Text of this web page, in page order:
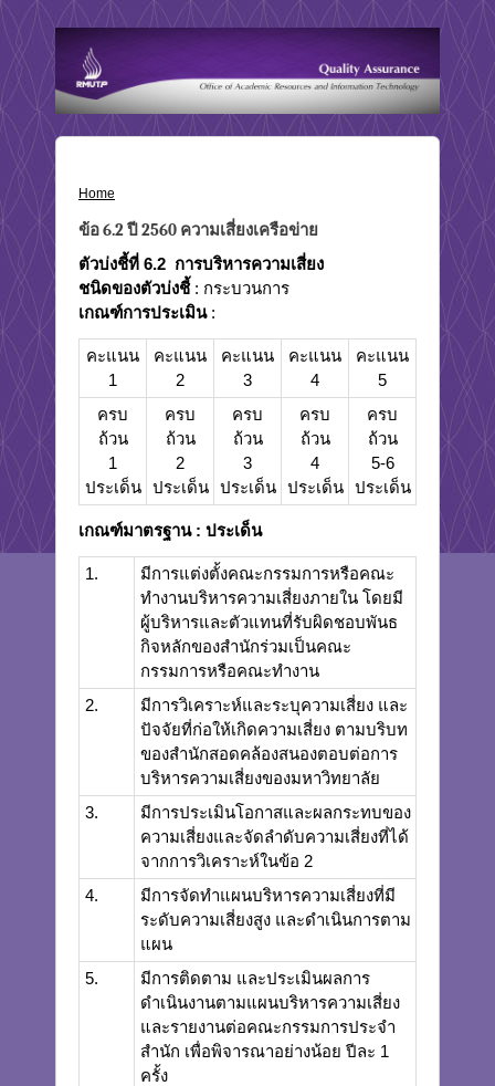
Home
ข้อ 6.2 ปี 2560 ความเสี่ยงเครือข่าย
ตัวบ่งชี้ที่ 6.2 การบริหารความเสี่ยง
ชนิดของตัวบ่งชี้: กระบวนการ
เกณฑ์การประเมิน:
คะแนน
1
คะแนน
2
คะแนน
3
คะแนน
4
คะแนน
5
ครบ
ถ้วน
1
ประเด็น
ครบ
ถ้วน
2
ประเด็น
ครบ
ถ้วน
3
ประเด็น
ครบ
ถ้วน
4
ประเด็น
ครบ
ถ้วน
5-6
ประเด็น
เกณฑ์มาตรฐาน: ประเด็น
1.
มีการแต่งตั้งคณะกรรมการหรือคณะ
ทำงานบริหารความเสี่ยงภายใน โดยมี
ผู้บริหารและตัวแทนที่รับผิดชอบพันธ
กิจหลักของสำนักร่วมเป็นคณะ
กรรมการหรือคณะทำงาน
2.
มีการวิเคราะห์และระบุความเสี่ยง และ
ปัจจัยที่ก่อให้เกิดความเสี่ยง ตามบริบท
ของสำนักสอดคล้องสนองตอบต่อการ
บริหารความเสี่ยงของมหาวิทยาลัย
3.
มีการประเมินโอกาสและผลกระทบของ
ความเสี่ยงและจัดลำดับความเสี่ยงที่ได้
จากการวิเคราะห์ในข้อ 2
4.
มีการจัดทำแผนบริหารความเสี่ยงที่มี
ระดับความเสี่ยงสูง และดำเนินการตาม
แผน
5.
มีการติดตาม และประเมินผลการ
ดำเนินงานตามแผนบริหารความเสี่ยง
และรายงานต่อคณะกรรมการประจำ
สำนัก เพื่อพิจารณาอย่างน้อย ปีละ 1
ครั้ง